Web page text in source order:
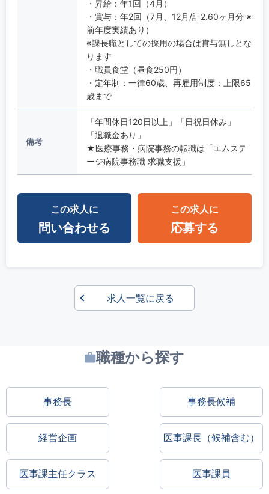
・昇給：年1回（4月）
・賞与：年2回（7月、12月/計2.60ヶ月分 ※
前年度実績あり）
※課長職としての採用の場合は賞与無しとな
ります
・職員食堂（昼食250円）
・定年制：一律60歳、再雇用制度：上限65
歳まで
備考
「年間休日120日以上」「日祝日休み」
「退職金あり」
★医療事務・病院事務の転職は「エムステ
ージ病院事務職 求職支援」
この求人に
問い合わせる
この求人に
応募する
求人一覧に戻る
職種から探す
事務長 事務長候補
経営企画 医事課長（候補含む）
医事課主任クラス 医事課員